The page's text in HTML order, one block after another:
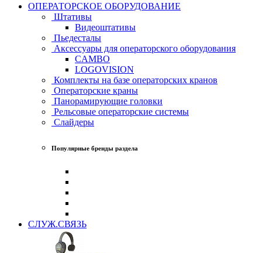
ОПЕРАТОРСКОЕ ОБОРУДОВАНИЕ
Штативы
Видеоштативы
Пьедесталы
Аксессуары для операторского оборудования
CAMBO
LOGOVISION
Комплекты на базе операторских кранов
Операторские краны
Панорамирующие головки
Рельсовые операторские системы
Слайдеры
Популярные бренды раздела
СЛУЖ.СВЯЗЬ